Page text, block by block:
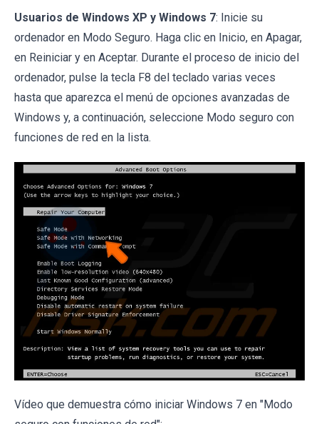
Usuarios de Windows XP y Windows 7: Inicie su
ordenador en Modo Seguro. Haga clic en Inicio, en Apagar,
en Reiniciar y en Aceptar. Durante el proceso de inicio del
ordenador, pulse la tecla F8 del teclado varias veces
hasta que aparezca el menú de opciones avanzadas de
Windows y, a continuación, seleccione Modo seguro con
funciones de red en la lista.
Vídeo que demuestra cómo iniciar Windows 7 en "Modo